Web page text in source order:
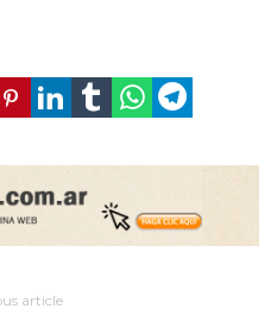
article